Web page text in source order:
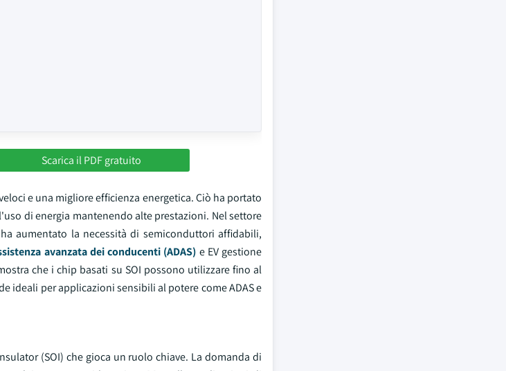
Scarica il PDF gratuito
e una migliore efficienza energetica. Ciò ha portato
di energia mantenendo alte prestazioni. Nel settore
aumentato la necessità di semiconduttori affidabili,
avanzata dei conducenti (ADAS) e EV gestione
che i chip basati su SOI possono utilizzare fino al
ideali per applicazioni sensibili al potere come ADAS e
(SOI) che gioca un ruolo chiave. La domanda di